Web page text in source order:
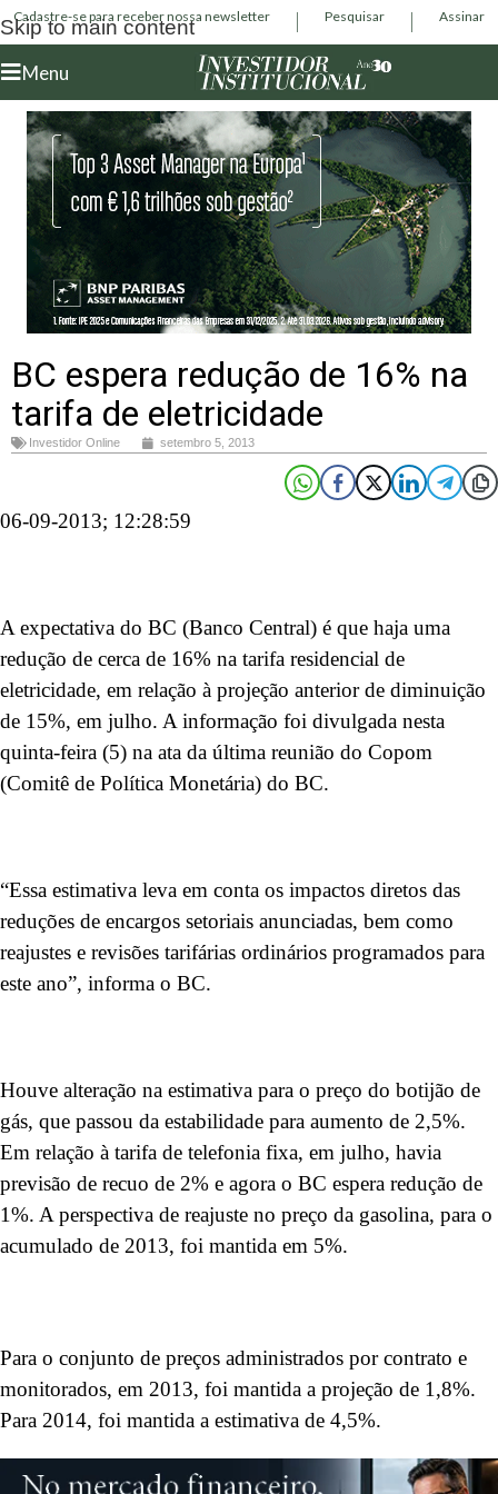
Skip to main content
Cadastre-se para receber nossa newsletter Pesquisar Assinar
Menu
BC espera redução de 16% na
tarifa de eletricidade
Investidor Online setembro 5, 2013
06-09-2013; 12:28:59
A expectativa do BC (Banco Central) é que haja uma
redução de cerca de 16% na tarifa residencial de
eletricidade, em relação à projeção anterior de diminuição
de 15%, em julho. A informação foi divulgada nesta
quinta-feira (5) na ata da última reunião do Copom
(Comitê de Política Monetária) do BC.
“Essa estimativa leva em conta os impactos diretos das
reduções de encargos setoriais anunciadas, bem como
reajustes e revisões tarifárias ordinários programados para
este ano”, informa o BC.
Houve alteração na estimativa para o preço do botijão de
gás, que passou da estabilidade para aumento de 2,5%.
Em relação à tarifa de telefonia fixa, em julho, havia
previsão de recuo de 2% e agora o BC espera redução de
1%. A perspectiva de reajuste no preço da gasolina, para o
acumulado de 2013, foi mantida em 5%.
Para o conjunto de preços administrados por contrato e
monitorados, em 2013, foi mantida a projeção de 1,8%.
Para 2014, foi mantida a estimativa de 4,5%.